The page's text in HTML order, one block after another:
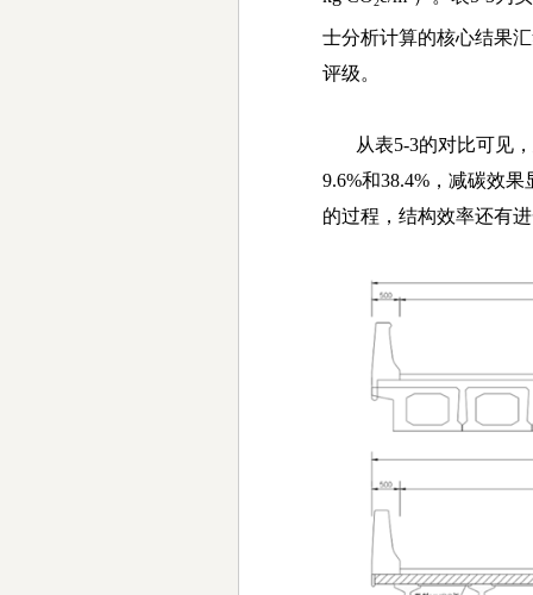
士分析计算的核心结果
评级。
从表5-3的对比可见
9.6%和38.4% ，减碳效
的过程，结构效率还有